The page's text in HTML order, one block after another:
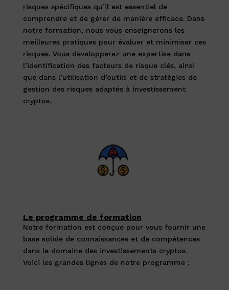
risques spécifiques qu’il est essentiel de
comprendre et de gérer de manière efficace. Dans
notre formation, nous vous enseignerons les
meilleures pratiques pour évaluer et minimiser ces
risques. Vous développerez une expertise dans
l’identification des facteurs de risque clés, ainsi
que dans l’utilisation d’outils et de stratégies de
gestion des risques adaptés à investissement
cryptos.
Le programme de formation
Notre formation est conçue pour vous fournir une
base solide de connaissances et de compétences
dans le domaine des investissements cryptos.
Voici les grandes lignes de notre programme :